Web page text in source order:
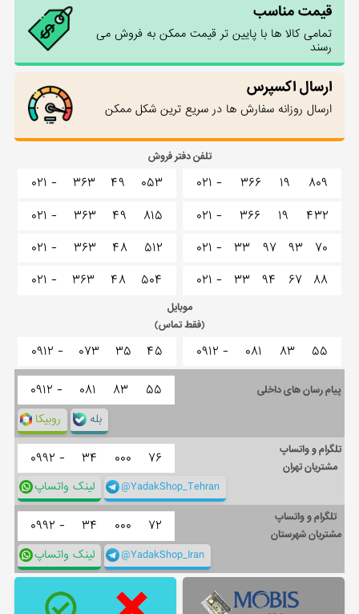
قیمت مناسب
تمامی کالا ها با پایین تر قیمت ممکن به فروش می
رسند
ارسال اکسپرس
ارسال روزانه سفارش ها در سریع ترین شکل ممکن
تلفن دفتر فروش
۰۲۱ - ۳۶۶ ۱۹
۸۰۹
۰۲۱ -
۳۶۶ ۱۹
۴۳۲
۰۲۱ -
۳۳ ۹۷ ۹۳
۷۰
۰۲۱ -
۳۳ ۹۴ ۶۷ ۸۸
۰۲۱ - ۳۶۳ ۴۹
۰۵۳
۰۲۱ -
۳۶۳ ۴۹
۸۱۵
۰۲۱ -
۳۶۳ ۴۸
۵۱۲
۰۲۱ -
۳۶۳ ۴۸ ۵۰۴
موبایل
(فقط تماس)
۰۹۱۲ - ۰۸۱ ۸۳ ۵۵ ۰۹۱۲ - ۰۷۳ ۳۵ ۴۵
پیام رسان های داخلی ۰۹۱۲ - ۰۸۱ ۸۳ ۵۵
روبیکا بله
تلگرام و واتساپ
مشتریان تهران
۰۹۹۲ - ۳۴ ۰۰۰ ۷۶
لینک واتساپ @YadakShop_Tehran
تلگرام و واتساپ
مشتریان شهرستان
۰۹۹۲ - ۳۴ ۰۰۰ ۷۲
لینک واتساپ @YadakShop_Iran